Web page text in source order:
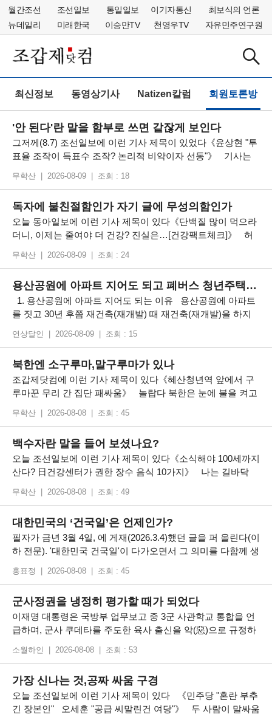
월간조선 조선일보 통일일보 이기자통신
최보식의 언론
뉴데일리
미래한국 이승만TV 천영우TV 자유민주연구원
최신정보 동영상기사 Natizen칼럼 회원토론방
'안 된다'란 말을 함부로 쓰면 같잖게 보인다
그저께(8.7) 조선일보에 이런 기사 제목이 있었다《윤상현 "투
표율 조작이 득표수 조작? 논리적 비약이자 선동"》 기사는
대표나 주진우 의원은 투표율 조작이 반드시 득표율 조작으로
의혹을 확대·재생
무학산 | 2026-08-09 | 조회 : 18
독자에 불친절함인가 자기 글에 무성의함인가
오늘 동아일보에 이런 기사 제목이 있다《단백질 많이 먹으라
더니, 이제는 줄여야 더 건강? 진실은…[건강팩트체크]》 허
지고 수명이 늘어날 수 있다”는 종설 연구가 발표됐다. ‘종
무학산 | 2026-08-09 | 조회 : 24
용산공원에 아파트 지어도 되고 폐버스 청년주택도~
1. 용산공원에 아파트 지어도 되는 이유 용산공원에 아파트
를 짓고 30년 후쯤 재건축(재개발) 때 재건축(재개발)을 하지
없음. 수도권의 그린벨트(논, 밭 구매 등) 등도 해제 후, 아파
연상달인 | 2026-08-09 | 조회 : 15
북한엔 소구루마,말구루마가 있나
조갑제닷컴에 이런 기사 제목이 있다《혜산청년역 앞에서 구
루마꾼 무리 간 집단 패싸움》 놀랍다 북한은 눈에 불을 켜고
마’란 일본말을 쓰는 게 놀라운 것이다 우리 어릴 때는 소 구
그런 말도
무학산 | 2026-08-08 | 조회 : 45
백수자란 말을 들어 보셨나요?
오늘 조선일보에 이런 기사 제목이 있다《소식해야 100세까지
산다? 日건강센터가 권한 장수 음식 10가지》 나는 길바닥
을 읽어 내려갔다 세 째 문단에 이런 구절이 나왔다 “일본 게
무학산 | 2026-08-08 | 조회 : 49
대한민국의 ‘건국일’은 언제인가?
필자가 금년 3월 4일, 에 게재(2026.3.4)했던 글을 퍼 올린다(이
하 전문). '대한민국 건국일'이 다가오면서 그 의미를 다함께 생
선 것도 꽤 되었다. 그러나 정작 그 ‘대한민국’의 시작인 ‘건국
홍표정 | 2026-08-08 | 조회 : 45
군사정권을 냉정히 평가할 때가 되었다
이재명 대통령은 국방부 업무보고 중 3군 사관학교 통합을 언
급하며, 군사 쿠데타를 주도한 육사 출신을 악(惡)으로 규정하
는 좌파 진영이 우리 근대사에 대해 가지고 있는 지극히 편향
당을 비롯한 좌파 세력은 우리의 근대사를 ‘기회주의가 득세한
소월하인 | 2026-08-08 | 조회 : 53
가장 신나는 것,공짜 싸움 구경
오늘 조선일보에 이런 기사 제목이 있다 《민주당 "혼란 부추
긴 장본인" 오세훈 "공급 씨말린건 여당"》 두 사람이 말싸움